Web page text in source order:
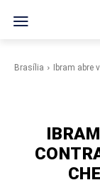
Brasília Ibram